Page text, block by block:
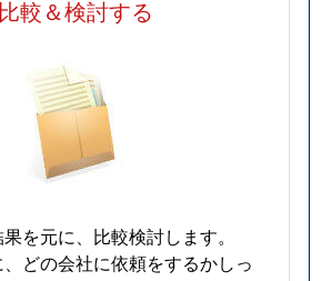
比較＆検討する
を元に、比較検討します。
どの会社に依頼をするかしっ